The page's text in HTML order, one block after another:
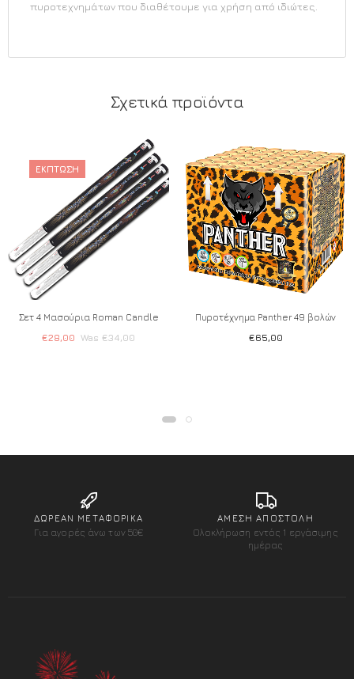
πυροτεχνημάτων που διαθέτουμε για χρήση από ιδιώτες.
Σχετικά προϊόντα
ΈΚΠΤΩΣΗ
Σετ 4 Μασούρια Roman Candle
€34,00
€28,00
Add to wishlist
Πυροτέχνημα Panther 49 βολών
€65,00
Add to wishlist
ΔΩΡΕΑΝ ΜΕΤΑΦΟΡΙΚΑ
Για αγορές άνω των 50€
ΑΜΕΣΗ ΑΠΟΣΤΟΛΗ
Ολοκλήρωση εντός 1 εργάσιμης
ημέρας